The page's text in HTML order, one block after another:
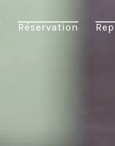
Réservation